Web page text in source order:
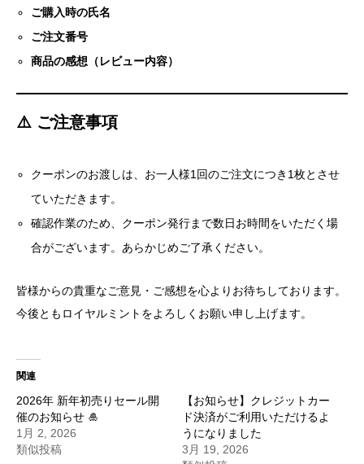
ご購入時の氏名
ご注文番号
商品の感想（レビュー内容）
⚠️ ご注意事項
クーポンのお渡しは、お一人様1回のご注文につき1枚とさせ
ていただきます。
確認作業のため、クーポン発行まで数日お時間をいただく場
合がございます。あらかじめご了承ください。
皆様からの貴重なご意見・ご感想を心よりお待ちしております。
今後ともロイヤルミントをよろしくお願い申し上げます。
関連
2026年 新年初売りセール開
催のお知らせ 🎍
1月 2, 2026
類似投稿
【お知らせ】クレジットカー
ド決済がご利用いただけるよ
うになりました
3月 19, 2026